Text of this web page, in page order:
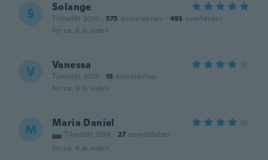
S Solange
Tilmeldt 2016 · 575 anmeldelser · 493 overførsler
for ca. 6 år siden
V Vanessa
Tilmeldt 2019 · 15 anmeldelser
for ca. 6 år siden
M Maria Daniel
Tilmeldt 2018 · 27 anmeldelser
for ca. 6 år siden